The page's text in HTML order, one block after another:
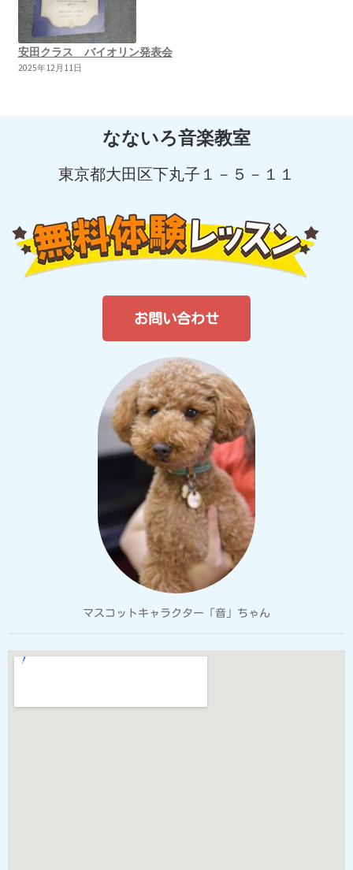
安田クラス バイオリン発表会
2025年12月11日
なないろ音楽教室
東京都大田区下丸子１－５－１１
お問い合わせ
マスコットキャラクター「音」ちゃん